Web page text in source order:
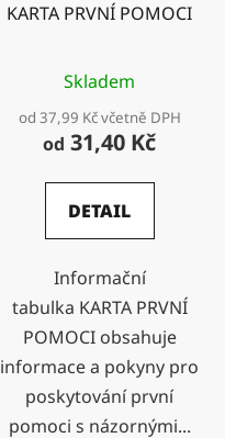
KARTA PRVNÍ POMOCI
Skladem
od 37,99 Kč včetně DPH
od 31,40 Kč
DETAIL
Informační
tabulka KARTA PRVNÍ
POMOCI obsahuje
informace a pokyny pro
poskytování první
pomoci s názornými...